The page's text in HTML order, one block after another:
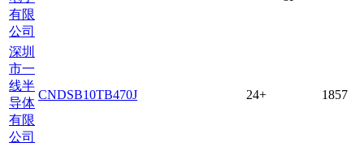
有限
公司
深圳
市一
线半
导体
有限
公司
CNDSB10TB470J 24+ 1857